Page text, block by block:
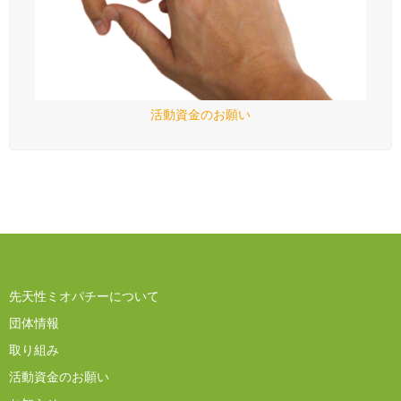
活動資金のお願い
先天性ミオパチーについて
団体情報
取り組み
活動資金のお願い